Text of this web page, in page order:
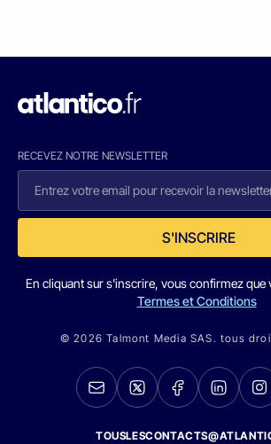
RECEVEZ NOTRE NEWSLETTER
S'INSCRIRE
En cliquant sur s'inscrire, vous confirmez que
Termes et Conditions
© 2026 Talmont Media SAS. tous